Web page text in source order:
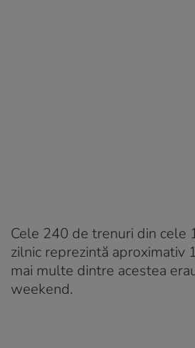
Cele 240 de trenuri din cele
zilnic reprezintă aproximativ
mai multe dintre acestea
weekend.